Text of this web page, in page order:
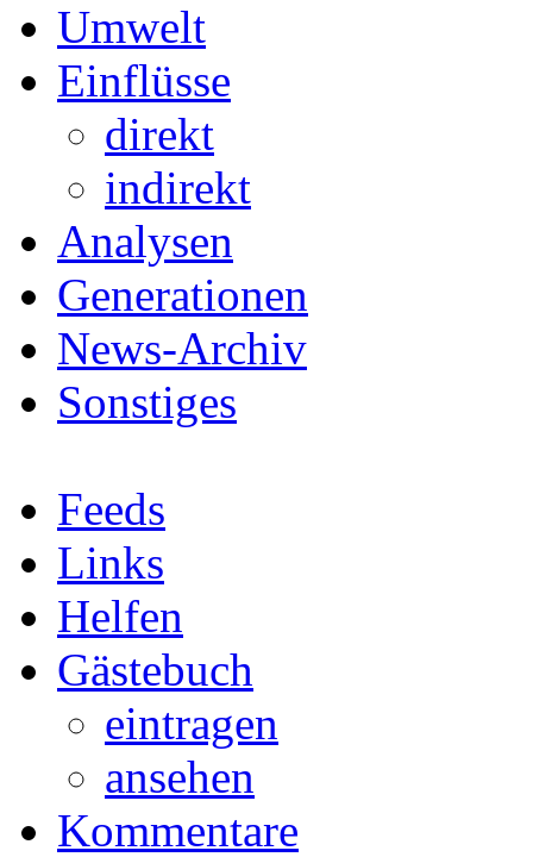
Umwelt
Einflüsse
direkt
indirekt
Analysen
Generationen
News-Archiv
Sonstiges
Feeds
Links
Helfen
Gästebuch
eintragen
ansehen
Kommentare